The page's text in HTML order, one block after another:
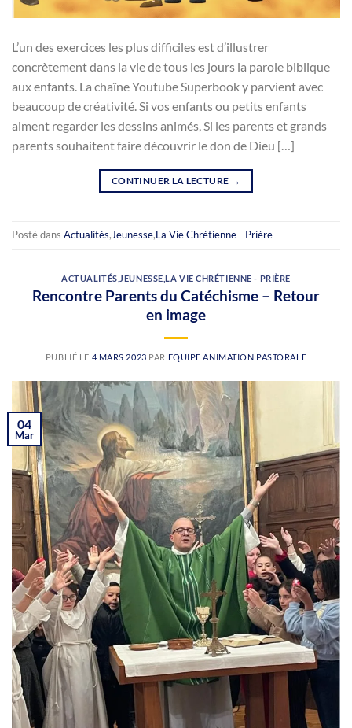
L’un des exercices les plus difficiles est d’illustrer
concrètement dans la vie de tous les jours la parole biblique
aux enfants. La chaîne Youtube Superbook y parvient avec
beaucoup de créativité. Si vos enfants ou petits enfants
aiment regarder les dessins animés, Si les parents et grands
parents souhaitent faire découvrir le don de Dieu […]
CONTINUER LA LECTURE →
Posté dans Actualités,Jeunesse,La Vie Chrétienne - Prière
ACTUALITÉS JEUNESSE ,LA VIE CHRÉTIENNE - PRIÈRE
Rencontre Parents du Catéchisme – Retour
en image
PUBLIÉ LE 4 MARS 2023 PAR EQUIPE ANIMATION PASTORALE
04
Mar